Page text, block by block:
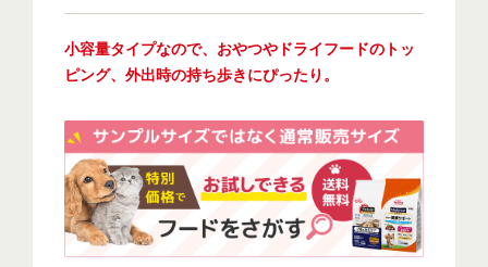
小容量タイプなので、おやつやドライフードのトッ
ピング、外出時の持ち歩きにぴったり。